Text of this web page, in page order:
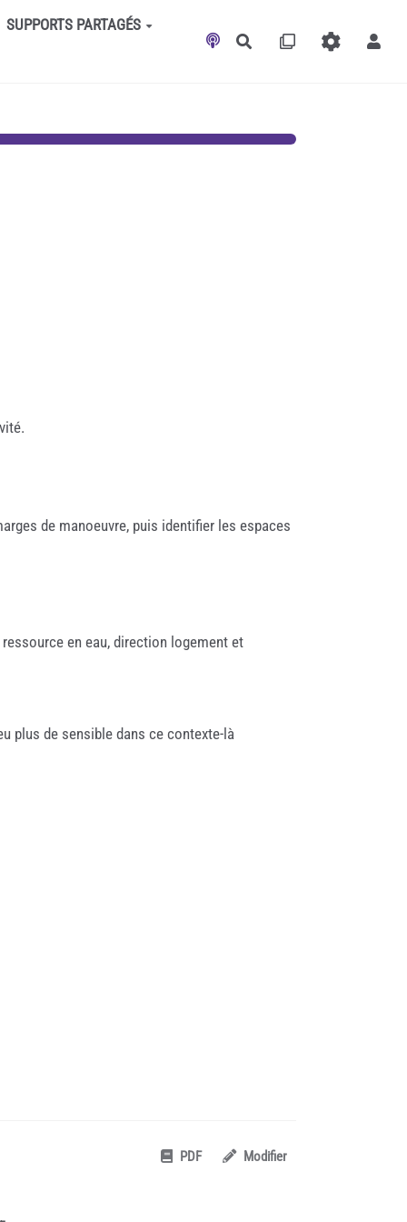
SUPPORTS PARTAGÉS
Rechercher
de manoeuvre, puis identifier les espaces
en eau, direction logement et
plus de sensible dans ce contexte-là
PDF Modifier